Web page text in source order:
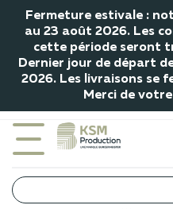
Fermeture estivale :
au 23 août 2026. Les
cette période seront
Dernier jour de départ
2026. Les livraisons se
Merci de
